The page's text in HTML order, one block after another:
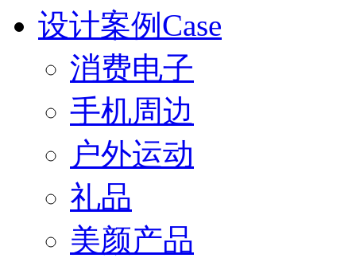
设计案例Case
消费电子
手机周边
户外运动
礼品
美颜产品